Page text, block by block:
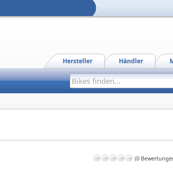
Händler
Hersteller
(0